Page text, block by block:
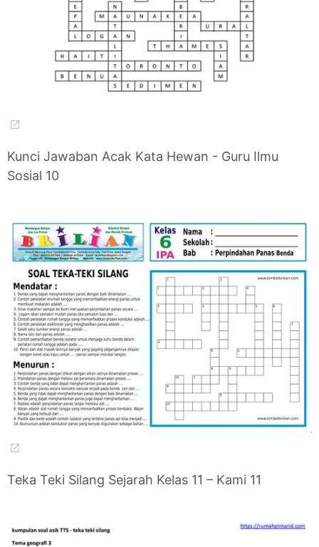
Kunci Jawaban Acak Kata Hewan - Guru Ilmu
Sosial 10
Teka Teki Silang Sejarah Kelas 11 – Kami 11